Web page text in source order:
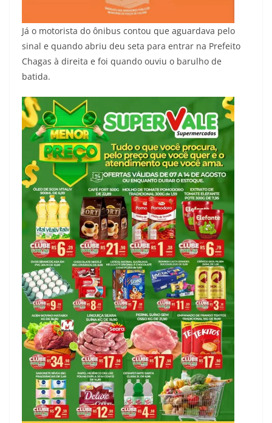
Já o motorista do ônibus contou que aguardava pelo
sinal e quando abriu deu seta para entrar na Prefeito
Chagas à direita e foi quando ouviu o barulho de
batida.